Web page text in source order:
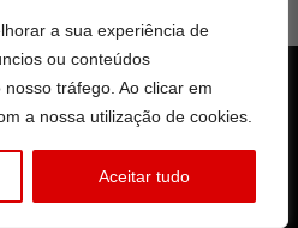
a sua experiência de
ou conteúdos
tráfego. Ao clicar em
a nossa utilização de cookies.
Aceitar tudo